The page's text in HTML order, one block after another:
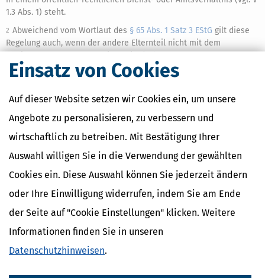
Einsatz von Cookies
Auf dieser Website setzen wir Cookies ein, um unsere
Angebote zu personalisieren, zu verbessern und
wirtschaftlich zu betreiben. Mit Bestätigung Ihrer
Auswahl willigen Sie in die Verwendung der gewählten
Cookies ein. Diese Auswahl können Sie jederzeit ändern
oder Ihre Einwilligung widerrufen, indem Sie am Ende
der Seite auf "Cookie Einstellungen" klicken. Weitere
Informationen finden Sie in unseren
Datenschutzhinweisen.
1.3 Abs. 1) steht.
2 Abweichend vom Wortlaut des § 65 Abs. 1 Satz 3 EStG gilt diese
Regelung auch, wenn der andere Elternteil nicht mit dem
16/15, BStBl II S. 955) oder von diesem getrennt lebt.
Regelung ist auch anzuwenden auf Personen, die nach Beendigung
eines Arbeits- oder Dienst- bzw. Amtsverhältnisses
Lohnersatzleistungen oderElterngeldnach dem BEEG beziehen.
Ähnliche Themen
Eltern, Familie & Ehe
Verwandte Lexikon-Begriffe
Care Arbeit
Unterhaltshöchstbetrag